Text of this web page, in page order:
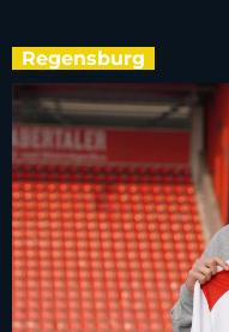
Regensburg